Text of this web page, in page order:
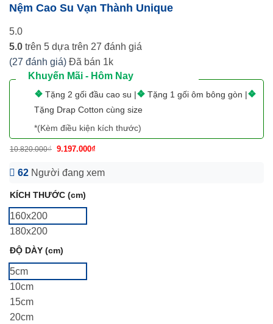
Nệm Cao Su Vạn Thành Unique
5.0
5.0 trên 5 dựa trên 27 đánh giá
(27 đánh giá) Đã bán 1k
Khuyến Mãi - Hôm Nay
❖ Tặng 2 gối đầu cao su |❖ Tặng 1 gối ôm bông gòn |❖
Tặng Drap Cotton cùng size
*(Kèm điều kiện kích thước)
10.820.000₫ 9.197.000₫
62 Người đang xem
KÍCH THƯỚC (cm)
160x200
180x200
ĐỘ DÀY (cm)
5cm
10cm
15cm
20cm